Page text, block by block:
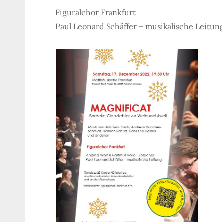
Figuralchor Frankfurt
Paul Leonard Schäffer – musikalische